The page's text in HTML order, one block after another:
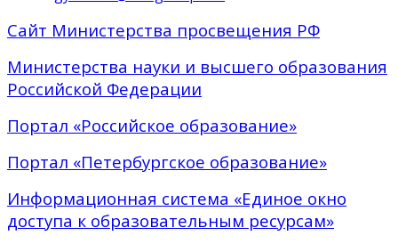
Сайт Министерства просвещения РФ
Министерства науки и высшего образования
Российской Федерации
Портал «Российское образование»
Портал «Петербургское образование»
Информационная система «Единое окно
доступа к образовательным ресурсам»